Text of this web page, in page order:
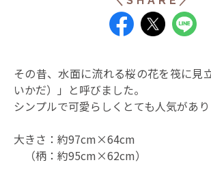
その昔、水面に流れる桜の花を筏に見
いかだ）」と呼びました。
シンプルで可愛らしくとても人気があり
大きさ：約97cm×64cm
（柄：約95cm×62cm）